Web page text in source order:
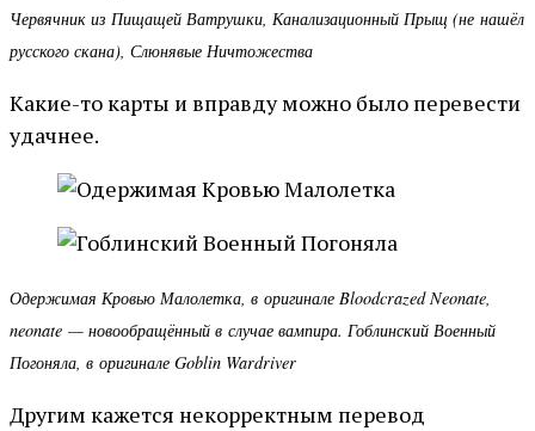
Червячник из Пищащей Ватрушки, Канализационный Прыщ (не нашёл
русского скана), Слюнявые Ничтожества
Какие-то карты и вправду можно было перевести
удачнее.
Одержимая Кровью Малолетка, в оригинале Bloodcrazed Neonate,
neonate — новообращённый в случае вампира. Гоблинский Военный
Погоняла, в оригинале Goblin Wardriver
Другим кажется некорректным перевод